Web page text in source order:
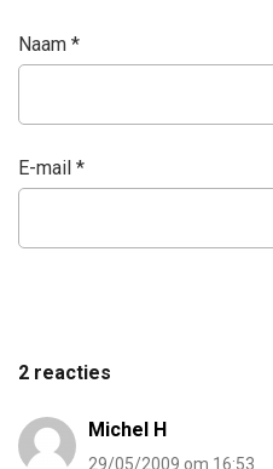
Naam *
E-mail *
2 reacties
Michel H
29/05/2009 om 16:53